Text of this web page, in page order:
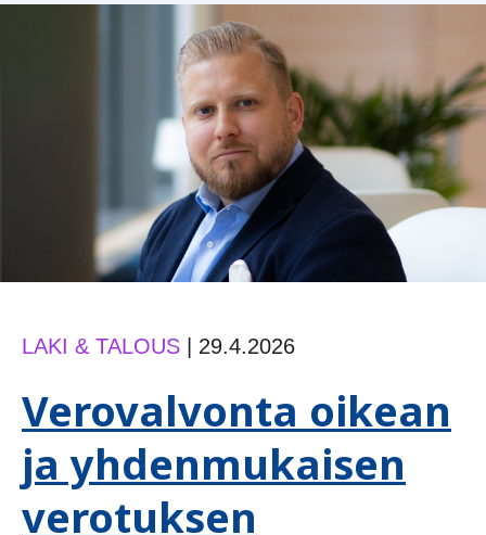
LAKI & TALOUS 29.4.2026
Verovalvonta oikean
ja yhdenmukaisen
verotuksen